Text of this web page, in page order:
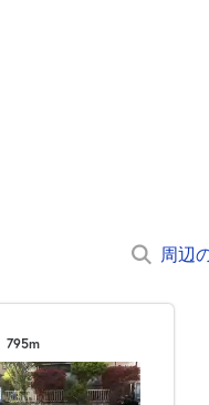
周辺
795m